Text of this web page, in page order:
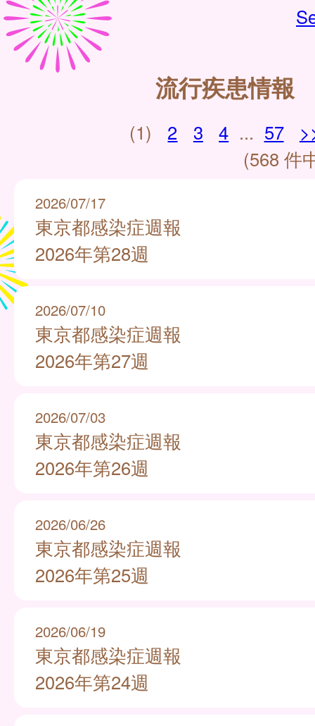
流行疾患情報
(1) 2 3 4 ... 57
(568 件
2026/07/17
東京都感染症週報
2026年第28週
2026/07/10
東京都感染症週報
2026年第27週
2026/07/03
東京都感染症週報
2026年第26週
2026/06/26
東京都感染症週報
2026年第25週
2026/06/19
東京都感染症週報
2026年第24週